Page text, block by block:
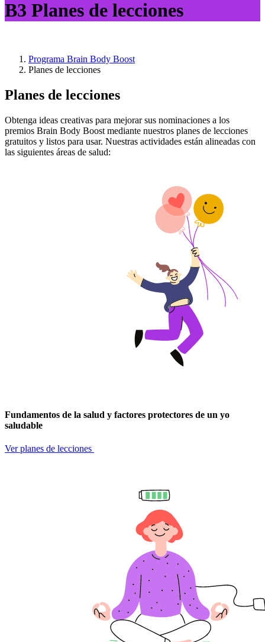
B3 Planes de lecciones
Programa Brain Body Boost
Planes de lecciones
Planes de lecciones
Obtenga ideas creativas para mejorar sus nominaciones a los
premios Brain Body Boost mediante nuestros planes de lecciones
gratuitos y listos para usar. Nuestras actividades están alineadas con
las siguientes áreas de salud:
Fundamentos de la salud y factores protectores de un yo
saludable
Ver planes de lecciones